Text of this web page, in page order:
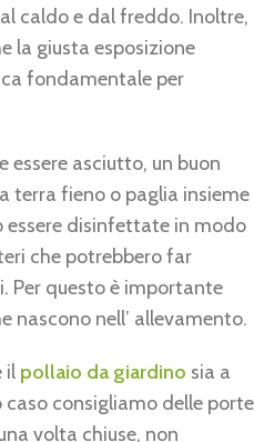
caldo e dal freddo. Inoltre,
la giusta esposizione
fondamentale per
essere asciutto, un buon
terra fieno o paglia insieme
essere disinfettate in modo
che potrebbero far
Per questo è importante
nascono nell’ allevamento.
il pollaio da giardino sia a
consigliamo delle porte
volta chiuse, non